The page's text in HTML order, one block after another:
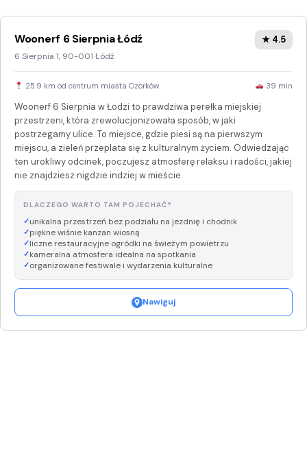
Woonerf 6 Sierpnia Łódź
6 Sierpnia 1, 90-001 Łódź
★ 4.5
25.9 km od centrum miasta Ozorków 39 min
Woonerf 6 Sierpnia w Łodzi to prawdziwa perełka miejskiej
przestrzeni, która zrewolucjonizowała sposób, w jaki
postrzegamy ulice. To miejsce, gdzie piesi są na pierwszym
miejscu, a zieleń przeplata się z kulturalnym życiem. Odwiedzając
ten urokliwy odcinek, poczujesz atmosferę relaksu i radości, jakiej
nie znajdziesz nigdzie indziej w mieście.
DLACZEGO WARTO TAM POJECHAĆ?
unikalna przestrzeń bez podziału na jezdnię i chodnik
piękne wiśnie kanzan wiosną
liczne restauracyjne ogródki na świeżym powietrzu
kameralna atmosfera idealna na spotkania
organizowane festiwale i wydarzenia kulturalne
Nawiguj